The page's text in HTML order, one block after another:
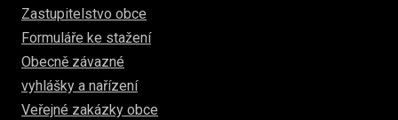
Zastupitelstvo obce
Formuláře ke stažení
Obecně závazné
vyhlášky a nařízení
Veřejné zakázky obce